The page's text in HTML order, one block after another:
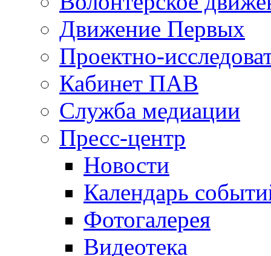
Движение Первых
Проектно-
Кабинет ПАВ
Служба медиации
Пресс-центр
Новости
Календарь
Фотогалерея
Видеотека